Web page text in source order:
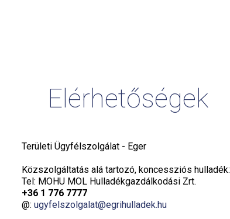
Elérhetőségek
Területi Ügyfélszolgálat - Eger
Közszolgáltatás alá tartozó, koncessziós hulladék:
Tel: MOHU MOL Hulladékgazdálkodási Zrt.
+36 1 776 7777
@: ugyfelszolgalat@egrihulladek.hu